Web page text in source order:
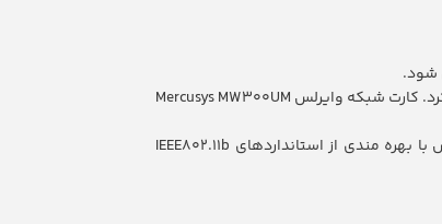
این کارت شبکه وایرلس مرکوسیس از پروتکل های امنیتی همچون WEP، WPA/WPA2، WPA-PSK/WPA2-PSK پیروی کرده و امنیت انتقال دیتا را برقرار خواهد کرد. کارت شبکه وایرلس Mercusys MW300UM
اگر دارای یک مودم سیمی می باشید می توانید با نصب AP این کارت شبکه USB آن را تبدیل به اکسس پوینت کنید. همچنین این کارت شبکه USB وایرلس با بهره مندی از استانداردهای IEEE802.11b